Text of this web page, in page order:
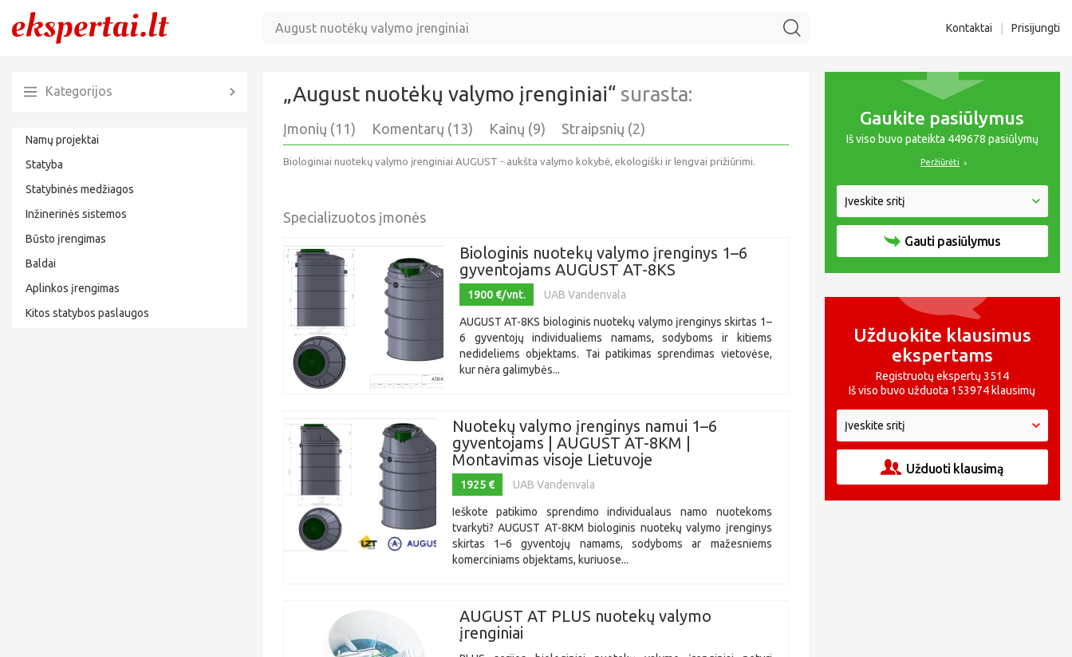
Kontaktai Prisijungti
Kategorijos
Namų projektai
Statyba
Statybinės medžiagos
Inžinerinės sistemos
Būsto įrengimas
Baldai
Aplinkos įrengimas
Kitos statybos paslaugos
„August nuotėkų valymo įrenginiai“ surasta:
Įmonių (11) Komentarų (13) Kainų (9) Straipsnių (2)
Biologiniai nuotekų valymo įrenginiai AUGUST - aukšta valymo kokybė, ekologiški ir lengvai prižiūrimi.
Specializuotos įmonės
Biologinis nuotekų valymo įrenginys 1–6
gyventojams AUGUST AT-8KS
1900 €/vnt. UAB Vandenvala
AUGUST AT-8KS biologinis nuotekų valymo įrenginys skirtas 1–
6 gyventojų individualiems namams, sodyboms ir kitiems
nedideliems objektams. Tai patikimas sprendimas vietovėse,
kur nėra galimybės...
Nuotekų valymo įrenginys namui 1–6
gyventojams | AUGUST AT-8KM |
Montavimas visoje Lietuvoje
1925 € UAB Vandenvala
Ieškote patikimo sprendimo individualaus namo nuotekoms
tvarkyti? AUGUST AT-8KM biologinis nuotekų valymo įrenginys
skirtas 1–6 gyventojų namams, sodyboms ar mažesniems
komerciniams objektams, kuriuose...
AUGUST AT PLUS nuotekų valymo
įrenginiai
Gaukite pasiūlymus
Iš viso buvo pateikta 449678 pasiūlymų
Peržiūrėti
Gauti pasiūlymus
Užduokite klausimus
ekspertams
Registruotų ekspertų 3514
Iš viso buvo užduota 153974 klausimų
Užduoti klausimą